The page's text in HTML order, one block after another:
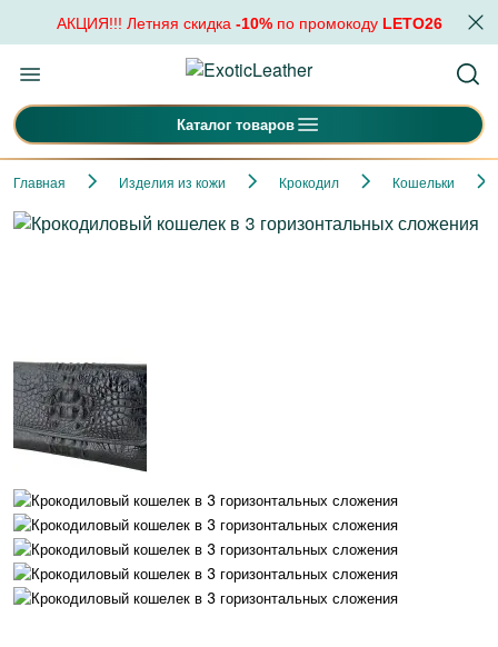
АКЦИЯ!!! Летняя скидка -10%по промокоду LETO26
Каталог товаров
Главная Изделия из кожи Крокодил Кошельки